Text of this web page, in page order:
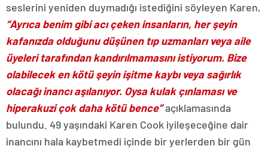
seslerini yeniden duymadığı istediğini söyleyen Karen,
“Ayrıca benim gibi acı çeken insanların, her şeyin
kafanızda olduğunu düşünen tıp uzmanları veya aile
üyeleri tarafından kandırılmamasını istiyorum. Bize
olabilecek en kötü şeyin işitme kaybı veya sağırlık
olacağı inancı aşılanıyor. Oysa kulak çınlaması ve
hiperakuzi çok daha kötü bence”açıklamasında
bulundu. 49 yaşındaki Karen Cook iyileşeceğine dair
inancını hala kaybetmedi içinde bir yerlerden bir gün